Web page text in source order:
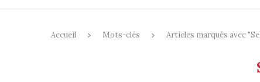
Accueil Mots-clés Articles marqués avec